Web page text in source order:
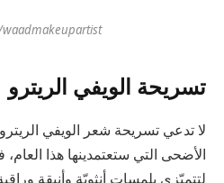
تسريحة الويفي الريترو
لا تدعي تسريحة شعر الويفي
الأضحى التي ستعتمدينها هذا
لتتميّزي بلمسات أنثويّة وأنيقة